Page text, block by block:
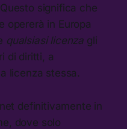
significa che
opererà in Europa
qualsiasi licenza gli
di diritti, a
licenza stessa.
definitivamente in
dove solo